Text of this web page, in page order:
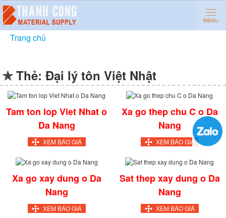
Trang chủ
✯ Thẻ: Đại lý tôn Việt Nhật
Tam ton lop Viet Nhat o
Da Nang
XEM BÁO GIÁ
Xa go thep chu C o Da
Nang
XEM BÁO GIÁ
Xa go xay dung o Da
Nang
XEM BÁO GIÁ
Sat thep xay dung o Da
Nang
XEM BÁO GIÁ